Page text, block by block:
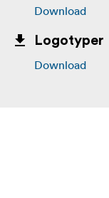
Download
Logotyper
Download